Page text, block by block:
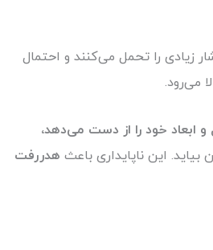
می‌رود.
ابعاد خود را از دست می‌دهد،
این ناپایداری باعث هدررفت